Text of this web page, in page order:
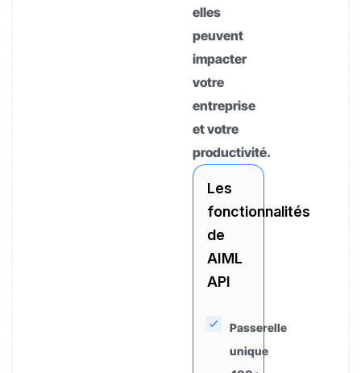
elles
peuvent
impacter
votre
entreprise
et votre
productivité.
Les
fonctionnalités
de
AIML
API
Passerelle
unique